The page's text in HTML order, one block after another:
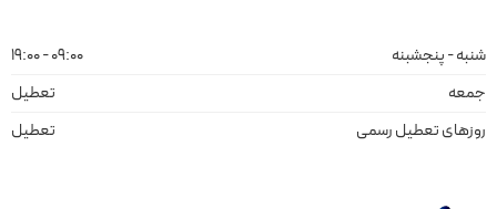
شنبه - پنجشبنه
09:00 - 19:00
جمعه
تعطیل
روزهای تعطیل رسمی
تعطیل